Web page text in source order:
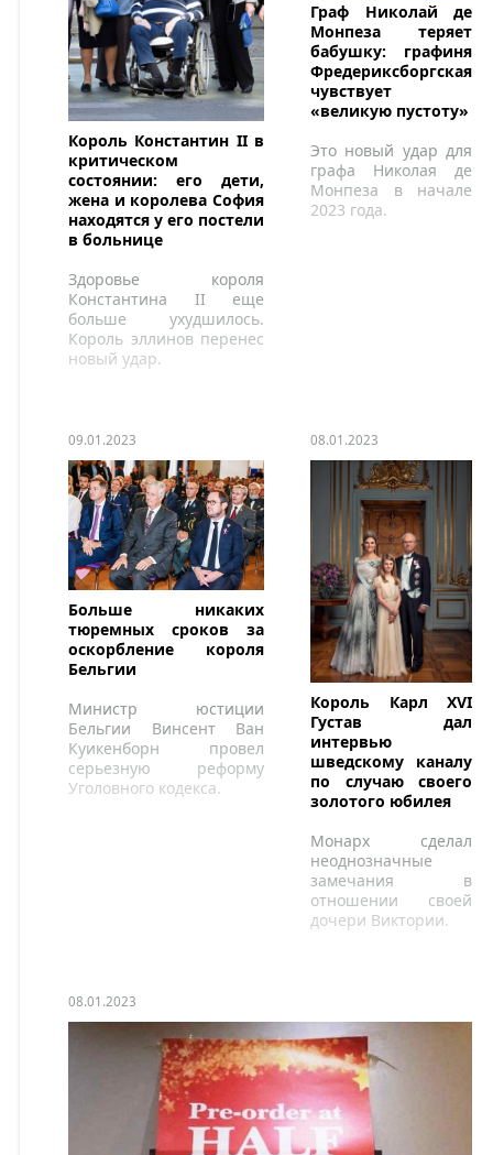
Король Константин II в
критическом
состоянии: его дети,
жена и королева София
находятся у его постели
в больнице
Здоровье короля
Константина II еще
больше ухудшилось.
Король эллинов перенес
новый удар.
Граф Николай де
Монпеза теряет
бабушку: графиня
Фредериксборгская
чувствует
«великую пустоту»
Это новый удар для
графа Николая де
Монпеза в начале
2023 года.
09.01.2023
Больше никаких
тюремных сроков за
оскорбление короля
Бельгии
Министр юстиции
Бельгии Винсент Ван
Куикенборн провел
серьезную реформу
Уголовного кодекса.
08.01.2023
Король Карл XVI
Густав дал
интервью
шведскому каналу
по случаю своего
золотого юбилея
Монарх сделал
неоднозначные
замечания в
отношении своей
дочери Виктории.
08.01.2023